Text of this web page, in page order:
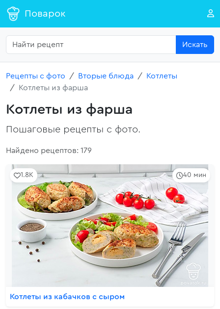
Поварок
Искать
Рецепты с фото Вторые блюда
Котлеты
Котлеты из фарша
Котлеты из фарша
Пошаговые рецепты с фото.
Найдено рецептов: 179
40 мин
1.8K
Котлеты из кабачков с сыром